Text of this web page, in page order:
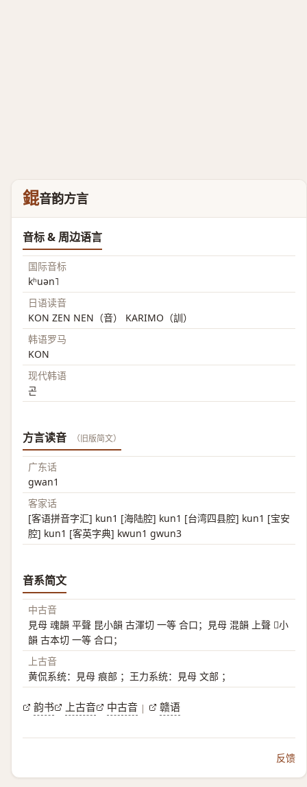
錕音韵方言
音标 & 周边语言
国际音标
kʰuən˥
日语读音
KON ZEN NEN（音） KARIMO（訓）
韩语罗马
KON
现代韩语
곤
方言读音 （旧版简文）
广东话
gwan1
客家话
[客语拼音字汇] kun1 [海陆腔] kun1 [台湾四县腔] kun1 [宝安
腔] kun1 [客英字典] kwun1 gwun3
音系简文
中古音
見母 魂韻 平聲 昆小韻 古渾切 一等 合口；見母 混韻 上聲 𩩌小
韻 古本切 一等 合口；
上古音
黄侃系统：見母 痕部 ；王力系统：見母 文部 ；
韵书 上古音 中古音 | 赣语
反馈